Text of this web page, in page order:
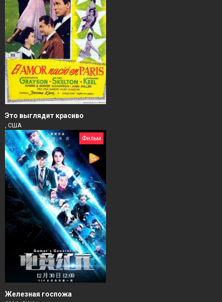
Это выглядит красиво
, США
Фильм
Железная госпожа